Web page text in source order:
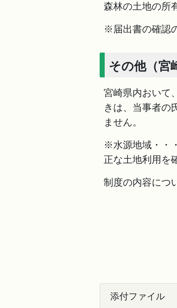
森林の土地の所
※届出書の確認
その他（宮
宮崎県内おいて
きは、当事者の
ません。
※水源地域・・
正な土地利用を
制度の内容につ
添付ファイル